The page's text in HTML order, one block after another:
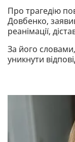
Про трагедію
Довбенко,
реанімації,
За його
уникнути